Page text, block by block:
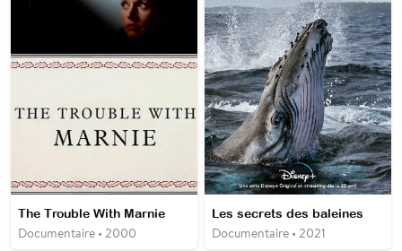
The Trouble With Marnie
Documentaire • 2000
Les secrets des baleines
Documentaire • 2021